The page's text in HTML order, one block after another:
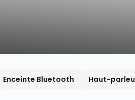
Enceinte Bluetooth Haut-